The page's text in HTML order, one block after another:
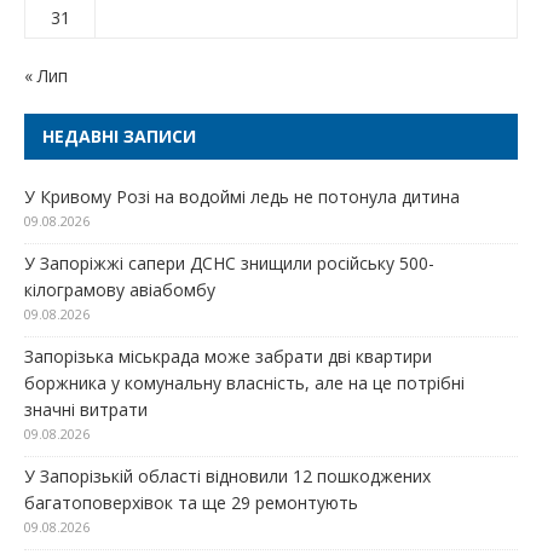
31
« Лип
НЕДАВНІ ЗАПИСИ
У Кривому Розі на водоймі ледь не потонула дитина
09.08.2026
У Запоріжжі сапери ДСНС знищили російську 500-
кілограмову авіабомбу
09.08.2026
Запорізька міськрада може забрати дві квартири
боржника у комунальну власність, але на це потрібні
значні витрати
09.08.2026
У Запорізькій області відновили 12 пошкоджених
багатоповерхівок та ще 29 ремонтують
09.08.2026